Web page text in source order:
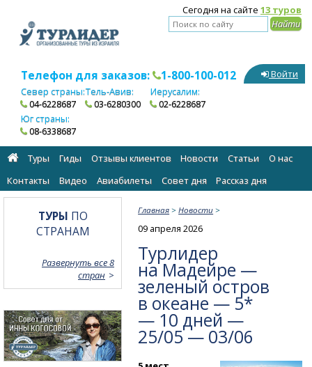
Сегодня на сайте 13 туров
Телефон для заказов: 1-800-100-012
Север страны:
04-6228687
Тель-Авив:
03-6280300
Иерусалим:
02-6228687
Юг страны:
08-6338687
Войти
Туры Гиды Отзывы клиентов Новости Статьи
О нас
Контакты
Видео Авиабилеты Cовет дня Рассказ дня
Главная >Новости >
09 апреля 2026
Турлидер
на Мадейре —
зеленый остров
в океане — 5*
— 10 дней —
25/05 — 03/06
ТУРЫ ПО
СТРАНАМ
Развернуть все 8
стран